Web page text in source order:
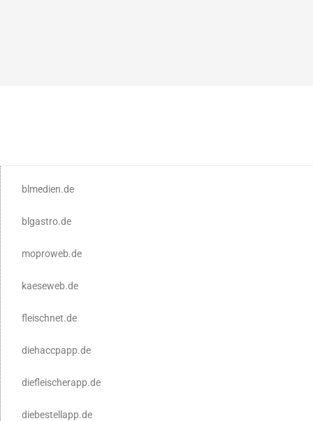
blmedien.de
blgastro.de
moproweb.de
kaeseweb.de
fleischnet.de
diehaccpapp.de
diefleischerapp.de
diebestellapp.de